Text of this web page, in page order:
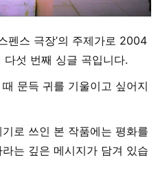
펜스 극장’의 주제가로 2004
섯 번째 싱글 곡입니다.
문득 귀를 기울이고 싶어지
로 쓰인 본 작품에는 평화를
는 깊은 메시지가 담겨 있습